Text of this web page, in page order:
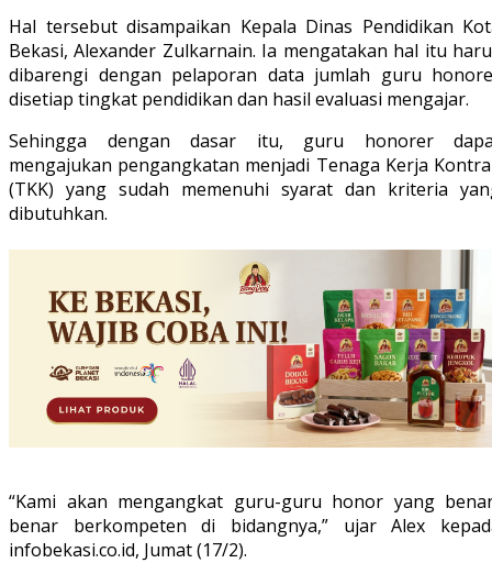
Hal tersebut disampaikan Kepala Dinas Pendidikan
Bekasi, Alexander Zulkarnain. Ia mengatakan hal itu
dibarengi dengan pelaporan data jumlah guru
disetiap tingkat pendidikan dan hasil evaluasi mengajar.
Sehingga dengan dasar itu, guru honorer
mengajukan pengangkatan menjadi Tenaga Kerja
(TKK) yang sudah memenuhi syarat dan kriteria
dibutuhkan.
“Kami akan mengangkat guru-guru honor yang
benar berkompeten di bidangnya,” ujar Alex
infobekasi.co.id, Jumat (17/2).